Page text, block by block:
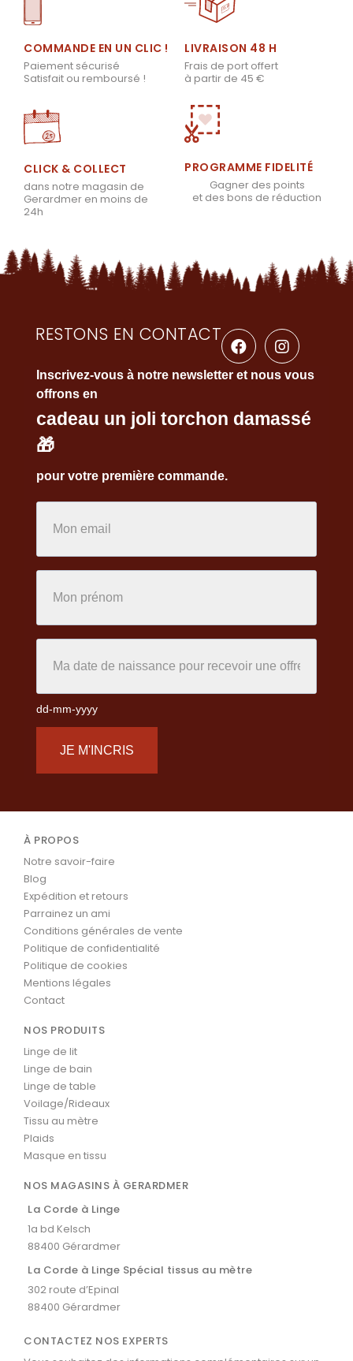
COMMANDE EN UN CLIC !
Paiement sécurisé
Satisfait ou remboursé !
LIVRAISON 48 H
Frais de port offert
à partir de 45 €
CLICK & COLLECT
dans notre magasin de
Gerardmer en moins de
24h
PROGRAMME FIDELITÉ
Gagner des points
et des bons de réduction
RESTONS EN CONTACT
Inscrivez-vous à notre newsletter et nous vous
offrons en
cadeau un joli torchon damassé
🎁
pour votre première commande.
dd-mm-yyyy
JE M'INCRIS
À PROPOS
Notre savoir-faire
Blog
Expédition et retours
Parrainez un ami
Conditions générales de vente
Politique de confidentialité
Politique de cookies
Mentions légales
Contact
NOS PRODUITS
Linge de lit
Linge de bain
Linge de table
Voilage/Rideaux
Tissu au mètre
Plaids
Masque en tissu
NOS MAGASINS À GERARDMER
La Corde à Linge
1a bd Kelsch
88400 Gérardmer
La Corde à Linge Spécial tissus au mètre
302 route d’Epinal
88400 Gérardmer
CONTACTEZ NOS EXPERTS